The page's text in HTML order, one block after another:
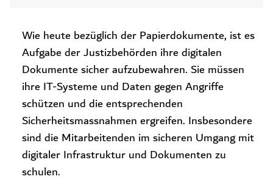
Wie heute bezüglich der Papierdokumente, ist es
Aufgabe der Justizbehörden ihre digitalen
Dokumente sicher aufzubewahren. Sie müssen
ihre IT-Systeme und Daten gegen Angriffe
schützen und die entsprechenden
Sicherheitsmassnahmen ergreifen. Insbesondere
sind die Mitarbeitenden im sicheren Umgang mit
digitaler Infrastruktur und Dokumenten zu
schulen.